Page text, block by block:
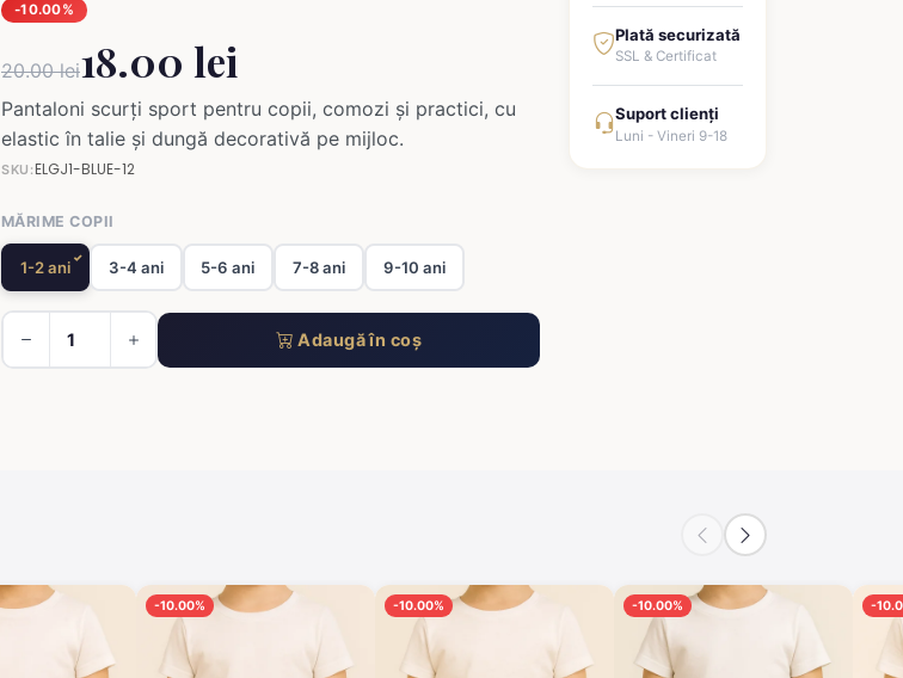
-10.00%
20.00 lei18.00 lei
Pantaloni scurți sport pentru copii, comozi și practici, cu
elastic în talie și dungă decorativă pe mijloc.
SKU:ELGJ1-BLUE-12
MĂRIME COPII
1-2 ani 3-4 ani 5-6 ani 7-8 ani 9-10 ani
Adaugă în coș
Plată securizată
SSL & Certificat
Suport clienți
Luni - Vineri 9-18
-10.00% -10.00% -10.00% -